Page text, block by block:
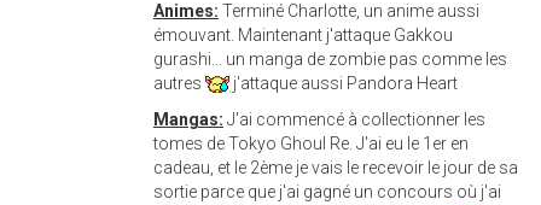
Animes: Terminé Charlotte, un anime aussi
émouvant. Maintenant j'attaque Gakkou
gurashi... un manga de zombie pas comme les
autres
j'attaque aussi Pandora Heart
Mangas: J'ai commencé à collectionner les
tomes de Tokyo Ghoul Re. J'ai eu le 1er en
cadeau, et le 2ème je vais le recevoir le jour de sa
sortie parce que j'ai gagné un concours où j'ai